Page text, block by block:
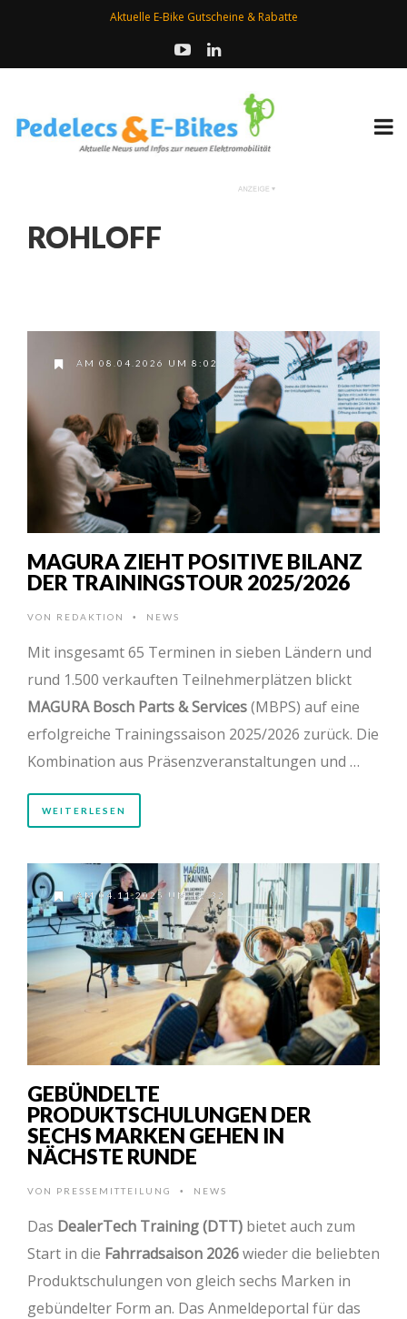
Aktuelle E-Bike Gutscheine & Rabatte
ROHLOFF
AM 08.04.2026 UM 8:02
MAGURA ZIEHT POSITIVE BILANZ
DER TRAININGSTOUR 2025/2026
VON REDAKTION • NEWS
Mit insgesamt 65 Terminen in sieben Ländern und
rund 1.500 verkauften Teilnehmerplätzen blickt
MAGURA Bosch Parts & Services(MBPS) auf eine
erfolgreiche Trainingssaison 2025/2026 zurück. Die
Kombination aus Präsenzveranstaltungen und …
WEITERLESEN
AM 04.11.2025 UM 12:32
GEBÜNDELTE
PRODUKTSCHULUNGEN DER
SECHS MARKEN GEHEN IN
NÄCHSTE RUNDE
VON PRESSEMITTEILUNG • NEWS
Das DealerTech Training (DTT) bietet auch zum
Start in die Fahrradsaison 2026wieder die beliebten
Produktschulungen von gleich sechs Marken in
gebündelter Form an. Das Anmeldeportal für das